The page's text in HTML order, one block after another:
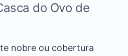
do Ovo de
nobre ou cobertura